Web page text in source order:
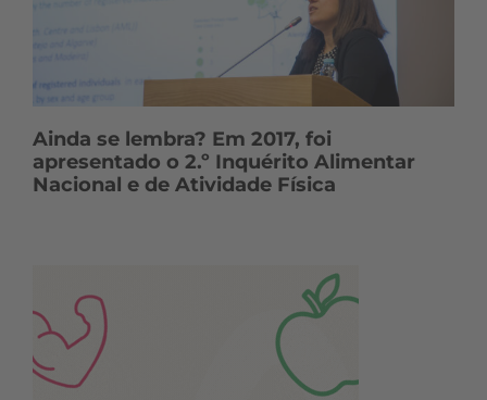
Ainda se lembra? Em 2017, foi
apresentado o 2.º Inquérito Alimentar
Nacional e de Atividade Física